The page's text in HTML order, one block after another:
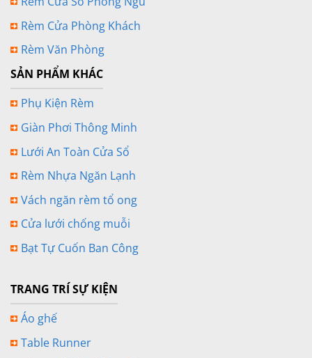
Rèm Cửa Phòng Khách
Rèm Văn Phòng
SẢN PHẨM KHÁC
Phụ Kiện Rèm
Giàn Phơi Thông Minh
Lưới An Toàn Cửa Sổ
Rèm Nhựa Ngăn Lạnh
Vách ngăn rèm tổ ong
Cửa lưới chống muỗi
Bạt Tự Cuốn Ban Công
TRANG TRÍ SỰ KIỆN
Áo ghế
Table Runner